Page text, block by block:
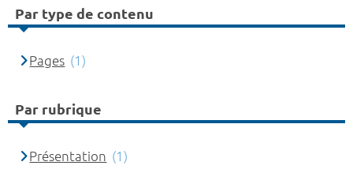
Par type de contenu
Pages (1)
Par rubrique
Présentation (1)